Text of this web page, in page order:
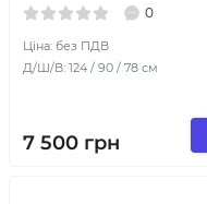
0
Ціна: без ПДВ
Д/Ш/В: 124 / 90 / 78 см
7 500 грн